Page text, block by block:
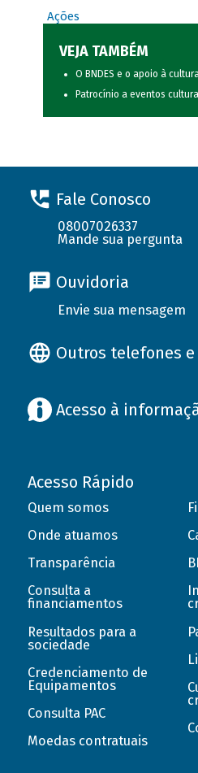
Ações
VEJA TAMBÉM
O BNDES e o apoio à
Patrocínio a eventos
Fale Conosco
08007026337
Mande sua pergunta
Ouvidoria
Envie sua mensagem
Outros telefones e
Acesso à
Acesso Rápido
Quem somos
Onde atuamos
Transparência
Consulta a
financiamentos
Resultados para a
sociedade
Credenciamento de
Equipamentos
Consulta PAC
Moedas contratuais